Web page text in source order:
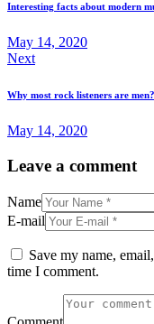
Interesting facts about modern
May 14, 2020
Next
Why most rock listeners are men?
May 14, 2020
Leave a comment
Name
E-mail
Save my name,
time I comment.